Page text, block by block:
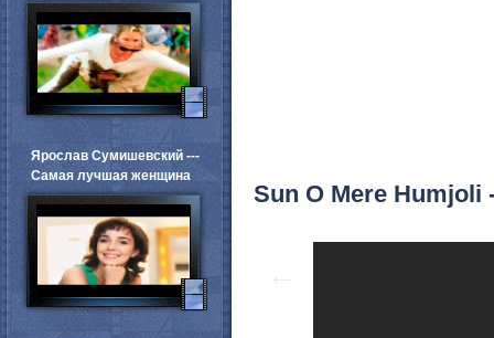
Sun O Mere Humjoli
Ярослав Сумишевский ---
Самая лучшая женщина